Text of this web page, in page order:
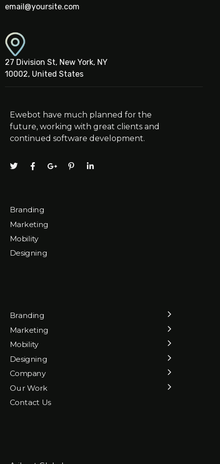
email@yoursite.com
27 Division St, New York, NY
10002, United States
Ewebot have much planned for the
future, working with great clients and
continued software development.
Branding
Marketing
Mobility
Designing
Branding
Marketing
Mobility
Designing
Company
Our Work
Contact Us